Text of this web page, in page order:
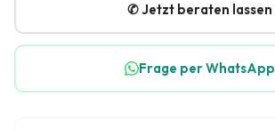
✆ Jetzt beraten lassen
Frage per WhatsApp